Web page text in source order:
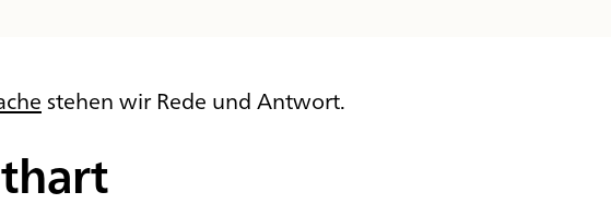
stehen wir Rede und Antwort.